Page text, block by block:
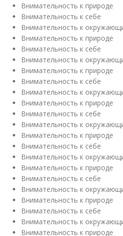
Внимательность к природе
Внимательность к себе
Внимательность к
Внимательность к природе
Внимательность к себе
Внимательность к
Внимательность к природе
Внимательность к себе
Внимательность к
Внимательность к природе
Внимательность к себе
Внимательность к
Внимательность к природе
Внимательность к себе
Внимательность к
Внимательность к природе
Внимательность к себе
Внимательность к
Внимательность к природе
Внимательность к себе
Внимательность к
Внимательность к природе